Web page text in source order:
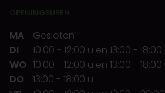
OPENINGSUREN
MA
Gesloten
DI
10:00 - 12:00 u en 13:00 - 18:00
WO 10:00 - 12:00 u en 13:00 - 18:00
DO
13:00 - 18:00 u